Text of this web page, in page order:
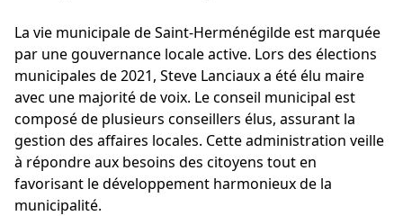
La vie municipale de Saint-Herménégilde est marquée
par une gouvernance locale active. Lors des élections
municipales de 2021, Steve Lanciaux a été élu maire
avec une majorité de voix. Le conseil municipal est
composé de plusieurs conseillers élus, assurant la
gestion des affaires locales. Cette administration veille
à répondre aux besoins des citoyens tout en
favorisant le développement harmonieux de la
municipalité.